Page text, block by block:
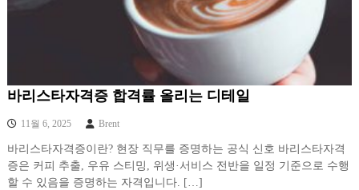
바리스타자격증 합격률 올리는 디테일
11월 6, 2025 Brent
바리스타자격증이란? 현장 직무를 증명하는 공식 신호 바리스타자격
증은 커피 추출, 우유 스티밍, 위생·서비스 전반을 일정 기준으로 수행
할 수 있음을 증명하는 자격입니다. […]